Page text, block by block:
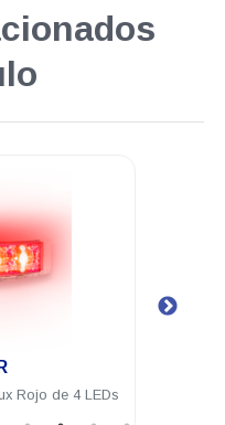
Megalux Ámbar de 4